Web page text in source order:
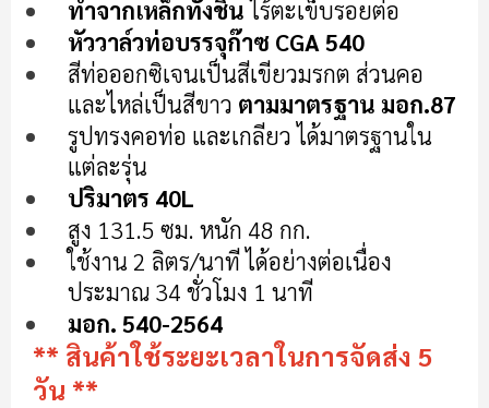
รูปภาพทำจากเหล็กทั้งชิ้นไร้ตะเข็บรอยต่อ
หัววาล์วท่อบรรจุก๊าซ CGA 540
สีท่อออกซิเจนเป็นสีเขียวมรกต ส่วนคอ
และไหล่เป็นสีขาว ตามมาตรฐาน มอก.87
รูปทรงคอท่อ และเกลียว ได้มาตรฐานใน
แต่ละรุ่น
ปริมาตร 40L
สูง 131.5 ซม. หนัก 48 กก.
ใช้งาน 2 ลิตร/นาที ได้อย่างต่อเนื่อง
ประมาณ 34 ชั่วโมง 1 นาที
มอก. 540-2564
** สินค้าใช้ระยะเวลาในการจัดส่ง 5
วัน **